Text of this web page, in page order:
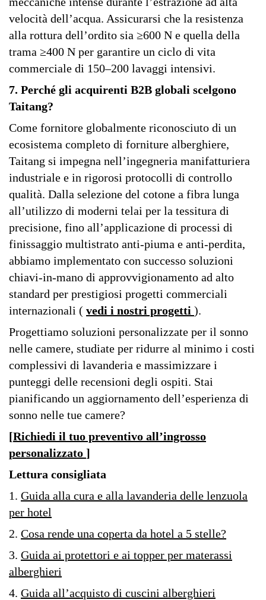
velocità dell’acqua. Assicurarsi che la resistenza
alla rottura dell’ordito sia ≥600 N e quella della
trama ≥400 N per garantire un ciclo di vita
commerciale di 150–200 lavaggi intensivi.
7. Perché gli acquirenti B2B globali scelgono
Taitang?
Come fornitore globalmente riconosciuto di un
ecosistema completo di forniture alberghiere,
Taitang si impegna nell’ingegneria manifatturiera
industriale e in rigorosi protocolli di controllo
qualità. Dalla selezione del cotone a fibra lunga
all’utilizzo di moderni telai per la tessitura di
precisione, fino all’applicazione di processi di
finissaggio multistrato anti-piuma e anti-perdita,
abbiamo implementato con successo soluzioni
chiavi-in-mano di approvvigionamento ad alto
standard per prestigiosi progetti commerciali
internazionali ( vedi i nostri progetti ).
Progettiamo soluzioni personalizzate per il sonno
nelle camere, studiate per ridurre al minimo i costi
complessivi di lavanderia e massimizzare i
punteggi delle recensioni degli ospiti. Stai
pianificando un aggiornamento dell’esperienza di
sonno nelle tue camere?
[Richiedi il tuo preventivo all’ingrosso
personalizzato ]
Lettura consigliata
1. Guida alla cura e alla lavanderia delle lenzuola
per hotel
2. Cosa rende una coperta da hotel a 5 stelle?
3. Guida ai protettori e ai topper per materassi
alberghieri
4. Guida all’acquisto di cuscini alberghieri